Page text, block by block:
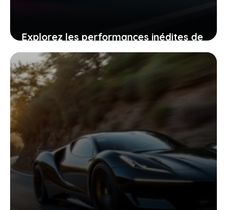
Explorez les performances inédites de
la BMW iX5, la voiture électrique qui
fait battre votre cœur plus fort
2 juillet 2026